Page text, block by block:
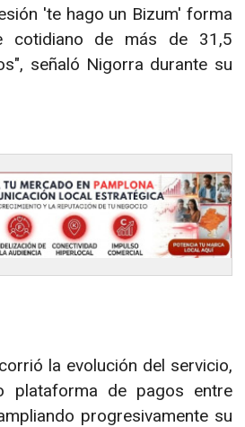
'te hago un Bizum' forma
cotidiano de más de 31,5
señaló Nigorra durante su
la evolución del servicio,
plataforma de pagos entre
progresivamente su